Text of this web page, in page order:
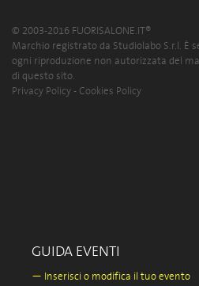
© 2003-2016 FUORISALONE.IT®
Marchio registrato da Studiolabo S.r.l. È
ogni riproduzione non autorizzata del
di questo sito.
Privacy Policy - Cookies Policy
GUIDA EVENTI
— Inserisci o modifica il tuo evento